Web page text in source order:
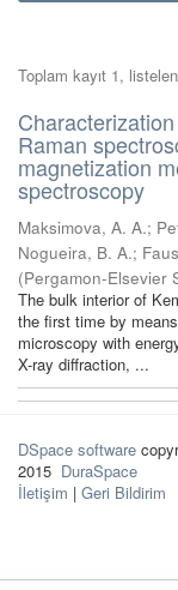
Toplam kayıt 1,
Raman
magnetization
spectroscopy
Maksimova, A. A.;
Nogueira, B. A.;
(Pergamon-Elsevier
The bulk interior of
the first time by
microscopy with
X-ray diffraction, ...
DSpace software
2015 DuraSpace
İletişim | Geri Bildirim